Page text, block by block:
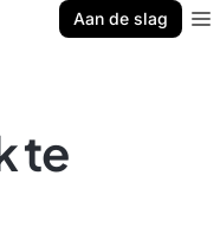
Aan de slag
te